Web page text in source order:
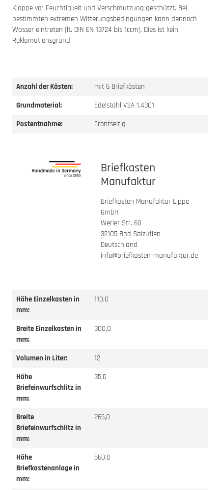
Klappe vor Feuchtigkeit und Verschmutzung geschützt. Bei
bestimmten extremen Witterungsbedingungen kann dennoch
Wasser eintreten (lt. DIN EN 13724 bis 1ccm). Dies ist kein
Reklamationsgrund.
Anzahl der Kästen:
mit 6 Briefkästen
Grundmaterial:
Edelstahl V2A 1.4301
Postentnahme:
Frontseitig
Briefkasten
Manufaktur
Briefkasten Manufaktur Lippe
GmbH
Werler Str. 60
32105 Bad Salzuflen
Deutschland
info@briefkasten-manufaktur.de
Höhe Einzelkasten in
mm:
110,0
Breite Einzelkasten in
mm:
300,0
Volumen in Liter:
12
Höhe
Briefeinwurfschlitz in
mm:
35,0
Breite
Briefeinwurfschlitz in
mm:
265,0
Höhe
Briefkastenanlage in
mm:
660,0